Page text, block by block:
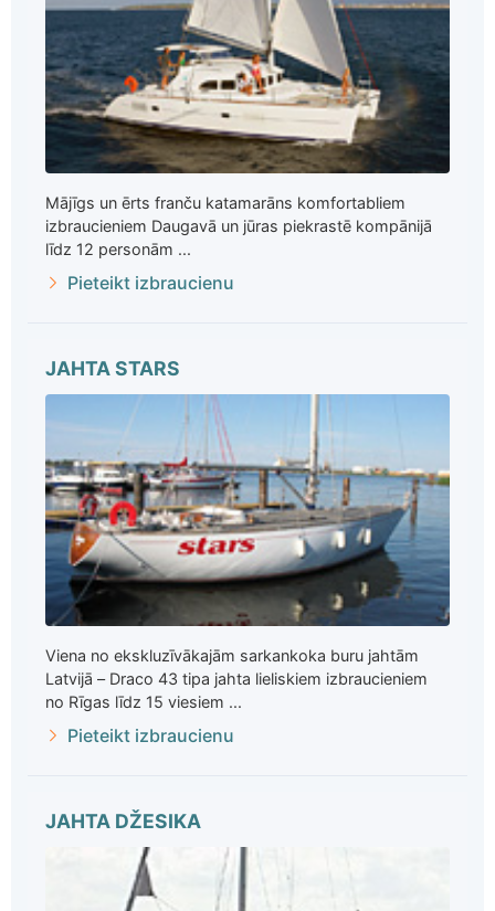
Mājīgs un ērts franču katamarāns komfortabliem
izbraucieniem Daugavā un jūras piekrastē kompānijā
līdz 12 personām ...
Pieteikt izbraucienu
JAHTA STARS
Viena no ekskluzīvākajām sarkankoka buru jahtām
Latvijā – Draco 43 tipa jahta lieliskiem izbraucieniem
no Rīgas līdz 15 viesiem ...
Pieteikt izbraucienu
JAHTA DŽESIKA